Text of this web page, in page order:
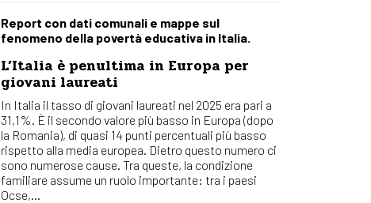
Report con dati comunali e mappe sul
fenomeno della povertà educativa in Italia.
L’Italia è penultima in Europa per
giovani laureati
In Italia il tasso di giovani laureati nel 2025 era pari a
31,1%. È il secondo valore più basso in Europa (dopo
la Romania), di quasi 14 punti percentuali più basso
rispetto alla media europea. Dietro questo numero ci
sono numerose cause. Tra queste, la condizione
familiare assume un ruolo importante: tra i paesi
Ocse,…